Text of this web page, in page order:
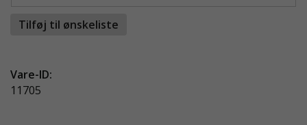
begge øjne ved uheld med syrer og baser.
alkalier.
-QuickFix: Elastisk plasterrefill (45 plastre pr. refill).
Tilføj til ønskeliste
Vare-ID:
11705